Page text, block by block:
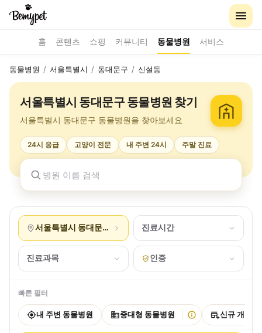
홈 콘텐츠 쇼핑 커뮤니티 동물병원 서비스
동물병원 / 서울특별시 / 동대문구 / 신설동
서울특별시 동대문구 동물병원 찾기
서울특별시 동대문구 동물병원을 찾아보세요
24시 응급 고양이 전문 내 주변 24시 주말 진료
서울특별시 동대문구 신설동 진료시간
진료과목 인증
빠른 필터
내 주변 동물병원 중대형 동물병원 신규 개원